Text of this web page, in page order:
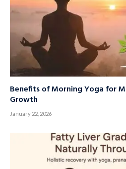
Benefits of Morning Yoga for
Growth
January 22, 2026